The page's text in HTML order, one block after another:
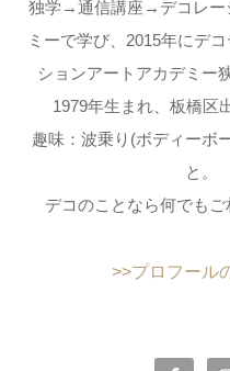
独学→通信講座→デコレー
ミーで学び、2015年にデ
ションアートアカデミー
1979年生まれ、板橋区
趣味：波乗り(ボディーボ
と。
デコのことなら何でもご
>>プロフール